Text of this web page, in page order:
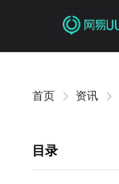
首页 资讯
目录